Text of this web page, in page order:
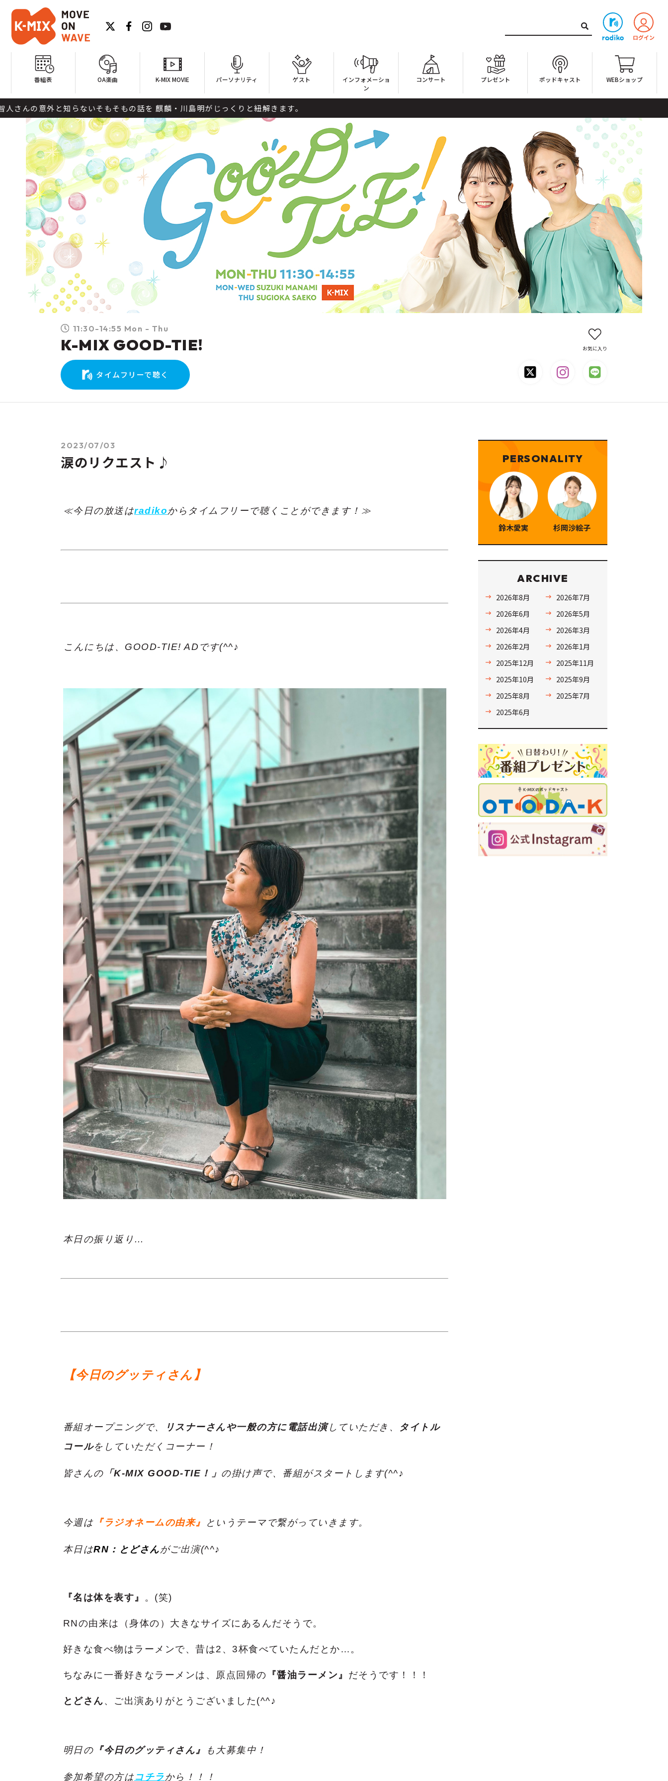
番組表 OA楽曲 K-MIX MOVIE パーソナリティ ゲスト
インフォメーショ
ン
コンサート プレゼント ポッドキャスト WEBショップ
ないそもそもの話を 麒麟・川島明がじっくりと紐解きます。
11:30-14:55 Mon - Thu
K-MIX GOOD-TIE!
タイムフリーで聴く
お気に入り
2023/07/03
涙のリクエスト♪
≪今日の放送はradikoからタイムフリーで聴くことができます！≫
こんにちは、GOOD-TIE! ADです(^^♪
本日の振り返り…
【今日のグッティさん】
番組オープニングで、 リスナーさんや一般の方に電話出演していただき、
タイトル
コールをしていただくコーナー！
皆さんの 「K-MIX GOOD-TIE！」 の掛け声で、番組がスタートします(^^♪
今週は 『ラジオネームの由来』 というテーマで繋がっていきます。
本日はRN：とどさんがご出演(^^♪
『名は体を表す』 。(笑)
RNの由来は（身体の）大きなサイズにあるんだそうで。
好きな食べ物はラーメンで、昔は2、3杯食べていたんだとか…。
ちなみに一番好きなラーメンは、原点回帰の 『醤油ラーメン』 だそうです！！！
とどさん、ご出演ありがとうございました(^^♪
明日の 『今日のグッティさん』 も大募集中！
参加希望の方はコチラから！！！
PERSONALITY
鈴木愛実 杉岡沙絵子
ARCHIVE
2026年8月
2026年7月
2026年6月
2026年5月
2026年4月
2026年3月
2026年2月
2026年1月
2025年12月
2025年11月
2025年10月
2025年9月
2025年8月
2025年7月
2025年6月